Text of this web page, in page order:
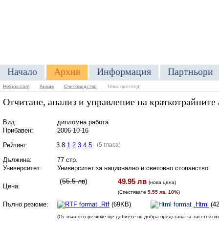
Начало Архив Информация Партньори
Helpos.com Архив Счетоводство Тема преглед
Отчитане, анализ и управление на
Вид:
дипломна работа
Прибавен:
2006-10-16
Рейтинг:
3.8 1 2 3 4 5 (5 гласа)
Дължина:
77 стр.
Университет:
Университет за национално и световно стопанство
Цена:
(55.5 лв) 49.95 лв (нова цена)
(Спестявате 5.55 лв, 10%)
Пълно резюме: .Rtf (69KB) .Html
(От пълното резюме ще добиете по-добра представа за